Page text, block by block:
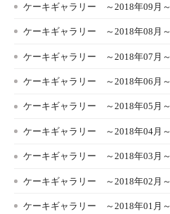
ケーキギャラリー ～2018年09月～
ケーキギャラリー ～2018年08月～
ケーキギャラリー ～2018年07月～
ケーキギャラリー ～2018年06月～
ケーキギャラリー ～2018年05月～
ケーキギャラリー ～2018年04月～
ケーキギャラリー ～2018年03月～
ケーキギャラリー ～2018年02月～
ケーキギャラリー ～2018年01月～